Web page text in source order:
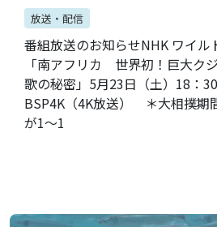
放送・配信
番組放送のお知らせNHK ワイル
「南アフリカ 世界初！巨大ク
歌の秘密」5月23日（土）18：
BSP4K（4K放送） ＊大相撲期
が1〜1